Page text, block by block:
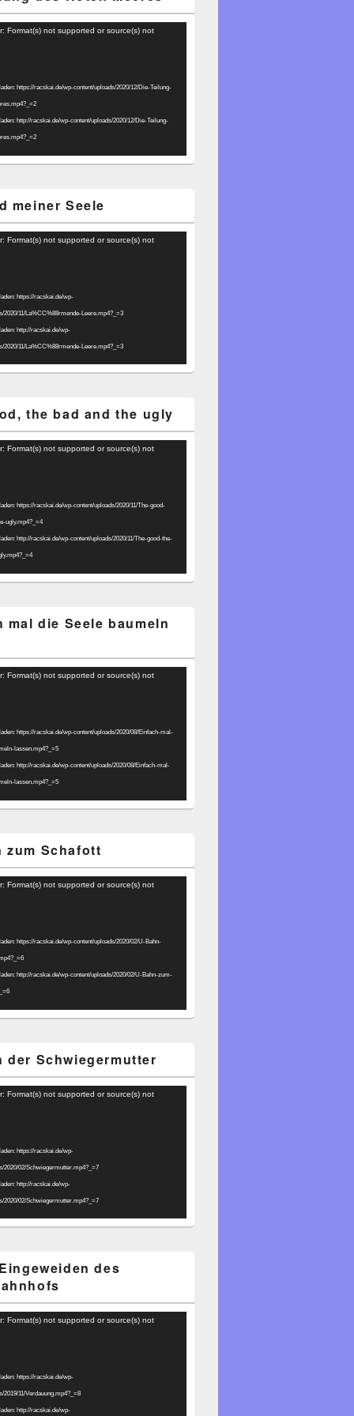
Format(s) not supported or source(s) not
https://racskai.de/wp-content/uploads/2020/12/Die-Teilung-
http://racskai.de/wp-content/uploads/2020/12/Die-Teilung-
meiner Seele
Format(s) not supported or source(s) not
https://racskai.de/wp-
2020/11/La%CC%88rmende-Leere.mp4?_=3
http://racskai.de/wp-
2020/11/La%CC%88rmende-Leere.mp4?_=3
the bad and the ugly
Format(s) not supported or source(s) not
https://racskai.de/wp-content/uploads/2020/11/The-good-
ugly.mp4?_=4
http://racskai.de/wp-content/uploads/2020/11/The-good-the-
mal die Seele baumeln
Format(s) not supported or source(s) not
https://racskai.de/wp-content/uploads/2020/08/Einfach-mal-
lassen.mp4?_=5
http://racskai.de/wp-content/uploads/2020/08/Einfach-mal-
lassen.mp4?_=5
zum Schafott
Format(s) not supported or source(s) not
https://racskai.de/wp-content/uploads/2020/02/U-Bahn-
http://racskai.de/wp-content/uploads/2020/02/U-Bahn-zum-
der Schwiegermutter
Format(s) not supported or source(s) not
https://racskai.de/wp-
2020/02/Schwiegermutter.mp4?_=7
http://racskai.de/wp-
2020/02/Schwiegermutter.mp4?_=7
des
Format(s) not supported or source(s) not
https://racskai.de/wp-
2019/11/Verdauung.mp4?_=8
http://racskai.de/wp-